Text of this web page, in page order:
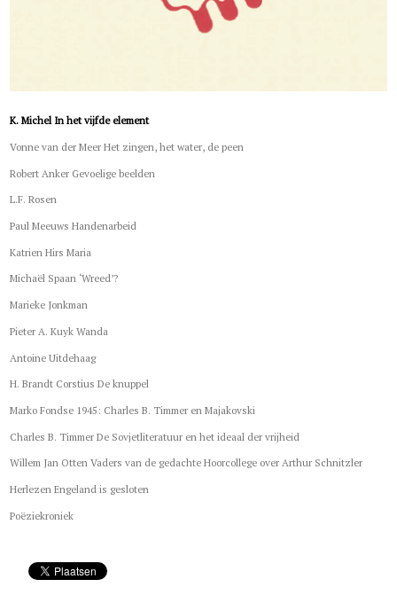
K. Michel In het vijfde element
Vonne van der Meer Het zingen, het water, de peen
Robert Anker Gevoelige beelden
L.F. Rosen
Paul Meeuws Handenarbeid
Katrien Hirs Maria
Michaël Spaan ‘Wreed’?
Marieke Jonkman
Pieter A. Kuyk Wanda
Antoine Uitdehaag
H. Brandt Corstius De knuppel
Marko Fondse 1945: Charles B. Timmer en Majakovski
Charles B. Timmer De Sovjetliteratuur en het ideaal der vrijheid
Willem Jan Otten Vaders van de gedachte Hoorcollege over Arthur Schnitzler
Herlezen Engeland is gesloten
Poëziekroniek